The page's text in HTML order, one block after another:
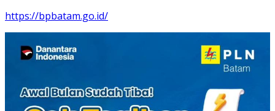
https://bpbatam.go.id/